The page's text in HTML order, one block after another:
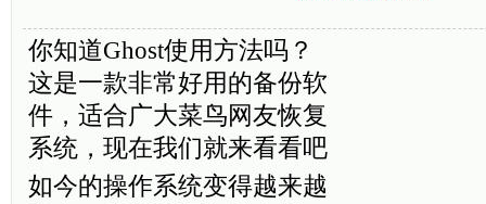
你知道Ghost使用方法吗？
这是一款非常好用的备份软
件，适合广大菜鸟网友恢复
系统，现在我们就来看看吧
如今的操作系统变得越来越